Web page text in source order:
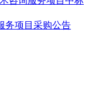
务项目采购公告